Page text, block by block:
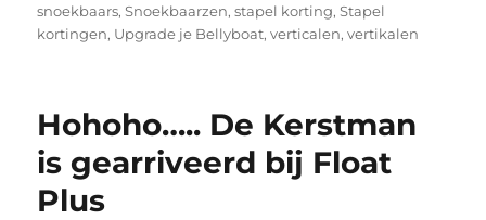
snoekbaars,Snoekbaarzen,stapel korting,Stapel
kortingen, Upgrade je Bellyboat,verticalen,vertikalen
Hohoho….. De Kerstman
is gearriveerd bij Float
Plus